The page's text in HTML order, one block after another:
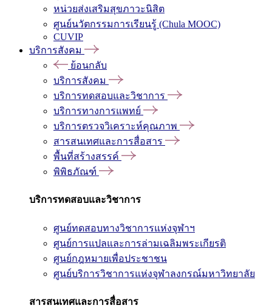
หน่วยส่งเสริมสุขภาวะนิสิต
ศูนย์นวัตกรรมการเรียนรู้ (Chula MOOC)
CUVIP
บริการสังคม
ย้อนกลับ
บริการสังคม
บริการทดสอบและวิชาการ
บริการทางการแพทย์
บริการตรวจวิเคราะห์คุณภาพ
สารสนเทศและการสื่อสาร
พื้นที่สร้างสรรค์
พิพิธภัณฑ์
บริการทดสอบและวิชาการ
ศูนย์ทดสอบทางวิชาการแห่งจุฬาฯ
ศูนย์การแปลและการล่ามเฉลิมพระเกียรติ
ศูนย์กฎหมายเพื่อประชาชน
ศูนย์บริการวิชาการแห่งจุฬาลงกรณ์มหาวิทยาลัย
สารสนเทศและการสื่อสาร